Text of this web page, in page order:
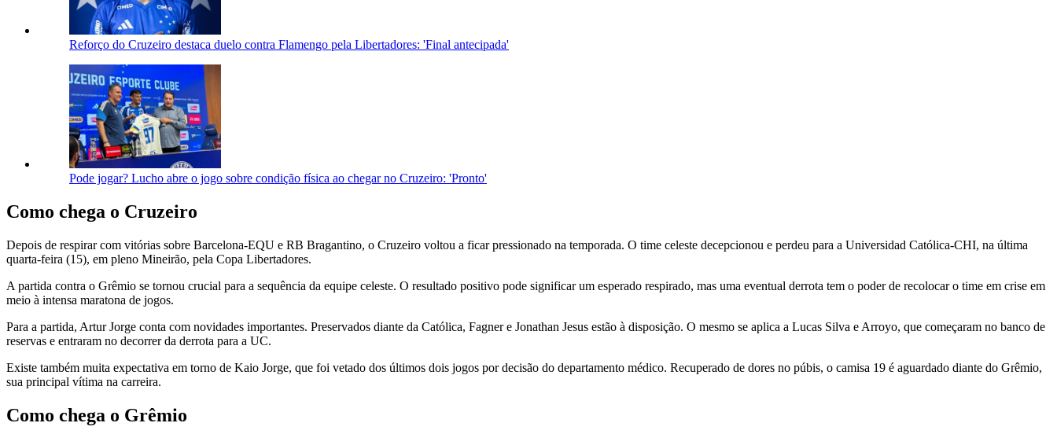
Reforço do Cruzeiro destaca duelo contra Flamengo pela Libertadores: 'Final antecipada'
Pode jogar? Lucho abre o jogo sobre condição física ao chegar no Cruzeiro: 'Pronto'
Como chega o Cruzeiro
Depois de respirar com vitórias sobre Barcelona-EQU e RB Bragantino, o Cruzeiro voltou a ficar pressionado na temporada. O time celeste decepcionou e perdeu para a Universidad Católica-CHI, na última
quarta-feira (15), em pleno Mineirão, pela Copa Libertadores.
A partida contra o Grêmio se tornou crucial para a sequência da equipe celeste. O resultado positivo pode significar um esperado respirado, mas uma eventual derrota tem o poder de recolocar o time em crise em
meio à intensa maratona de jogos.
Para a partida, Artur Jorge conta com novidades importantes. Preservados diante da Católica, Fagner e Jonathan Jesus estão à disposição. O mesmo se aplica a Lucas Silva e Arroyo, que começaram no banco de
reservas e entraram no decorrer da derrota para a UC.
Existe também muita expectativa em torno de Kaio Jorge, que foi vetado dos últimos dois jogos por decisão do departamento médico. Recuperado de dores no púbis, o camisa 19 é aguardado diante do Grêmio,
sua principal vítima na carreira.
Como chega o Grêmio